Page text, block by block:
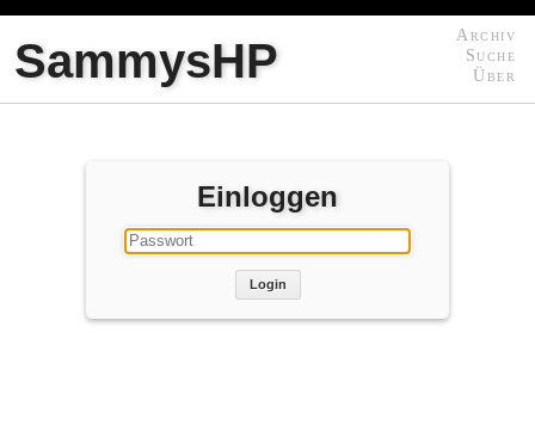
Archiv
Suche
Über
SammysHP
Einloggen
Login